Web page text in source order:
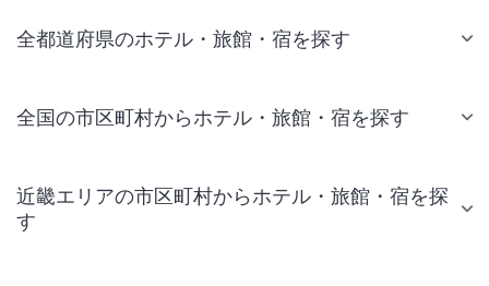
全都道府県のホテル・旅館・宿を探す
全国の市区町村からホテル・旅館・宿を探す
近畿エリアの市区町村からホテル・旅館・宿を探
す